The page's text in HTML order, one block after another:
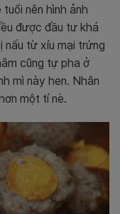
nên hình ảnh
được đầu tư khá
nấu từ xíu mại trứng
cũng tự pha ở
mì này hen. Nhân
một tí nè.